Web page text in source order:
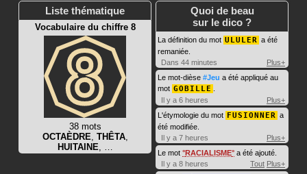
Liste thématique
Vocabulaire du chiffre 8
38 mots
OCTAÈDRE, THÊTA,
HUITAINE, …
Quoi de beau
sur le dico ?
La définition du mot ULULER a été
remaniée.
Dans 44 minutes
Plus+
Le mot-dièse #Jeu a été appliqué au
mot GOBILLE
Il y a 6 heures
Plus+
L'étymologie du mot FUSIONNER a
été modifiée.
Il y a 7 heures
Plus+
Le mot RACIALISME a été ajouté.
Il y a 8 heures
Tout Plus+